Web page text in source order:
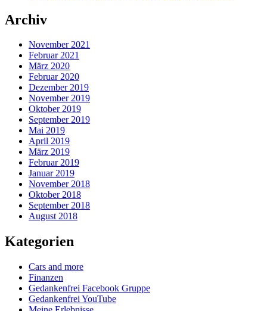
Archiv
November 2021
Februar 2021
März 2020
Februar 2020
Dezember 2019
November 2019
Oktober 2019
September 2019
Mai 2019
April 2019
März 2019
Februar 2019
Januar 2019
November 2018
Oktober 2018
September 2018
August 2018
Kategorien
Cars and more
Finanzen
Gedankenfrei Facebook Gruppe
Gedankenfrei YouTube